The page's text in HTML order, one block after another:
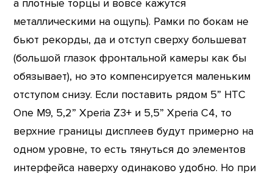
а плотные торцы и вовсе кажутся
металлическими на ощупь). Рамки по бокам не
бьют рекорды, да и отступ сверху большеват
(большой глазок фронтальной камеры как бы
обязывает), но это компенсируется маленьким
отступом снизу. Если поставить рядом 5” HTC
One M9, 5,2” Xperia Z3+ и 5,5” Xperia C4, то
верхние границы дисплеев будут примерно на
одном уровне, то есть тянуться до элементов
интерфейса наверху одинаково удобно. Но при